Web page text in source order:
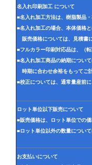
名入れ印刷加工 について
■名入れ加工方法は、樹脂製品
■名入れ加工の場合、本体価格
販売価格については、見積書
■フルカラー印刷対応品は、（
■名入れ加工商品の納期につい
時期に合わせ余裕をもってご
■校正については、通常量産前
ロット単位以下販売について
■販売価格は、ロット単位での価
■ロット単位以外の数量につい
お支払いについて